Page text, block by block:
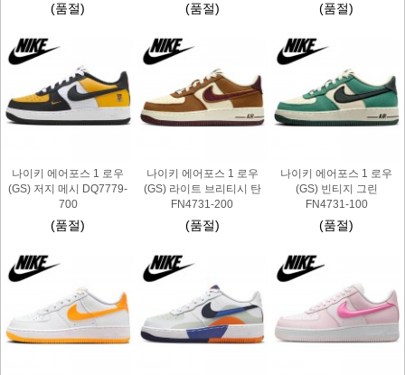
(품절) (품절) (품절)
나이키 에어포스 1 로우
(GS) 저지 메시 DQ7779-
700
(품절)
나이키 에어포스 1 로우
(GS) 라이트 브리티시 탄
FN4731-200
(품절)
나이키 에어포스 1 로우
(GS) 빈티지 그린
FN4731-100
(품절)